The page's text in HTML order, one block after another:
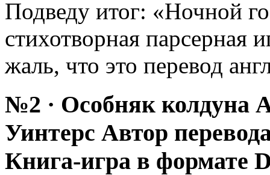
Подведу итог: «Ночной
стихотворная парсерная
жаль, что это перевод
№2 · Особняк колдуна
Уинтерс Автор
Книга-игра в формате